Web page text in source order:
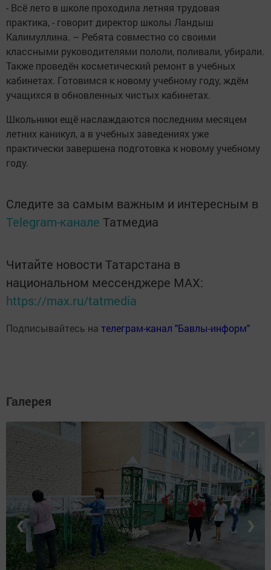
- Всё лето в школе проходила летняя трудовая
практика, - говорит директор школы Ландыш
Калимуллина. – Ребята совместно со своими
классными руководителями пололи, поливали, убирали.
Также проведён косметический ремонт в учебных
кабинетах. Готовимся к новому учебному году, ждём
учащихся в обновленных чистых кабинетах.
Школьники ещё наслаждаются последним месяцем
летних каникул, а в учебных заведениях уже
практически завершена подготовка к новому учебному
году.
Следите за самым важным и интересным в
Telegram-канале Татмедиа
Читайте новости Татарстана в
национальном мессенджере MАХ:
https://max.ru/tatmedia
Подписывайтесь на телеграм-канал "Бавлы-информ"
Галерея
❮ ❯